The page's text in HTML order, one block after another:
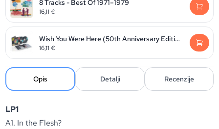
8 Tracks - Best Of 1971–1979
16,11€
Wish You Were Here (50th Anniversary Edition 2025)
16,11€
Opis Detalji Recenzije
LP1
A1. In the Flesh?